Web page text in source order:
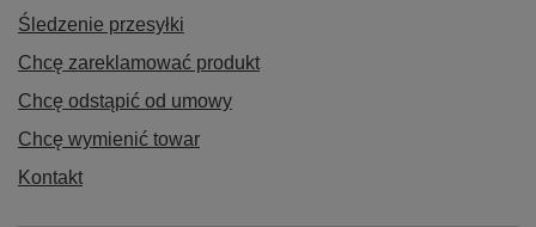
Śledzenie przesyłki
Chcę zareklamować produkt
Chcę odstąpić od umowy
Chcę wymienić towar
Kontakt